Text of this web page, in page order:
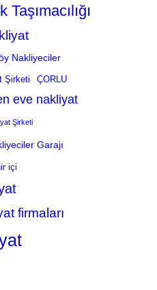
Taşımacılığı
Nakliyeciler
Şirketi ÇORLU
eve nakliyat
Şirketi
Garajı
içi
firmaları